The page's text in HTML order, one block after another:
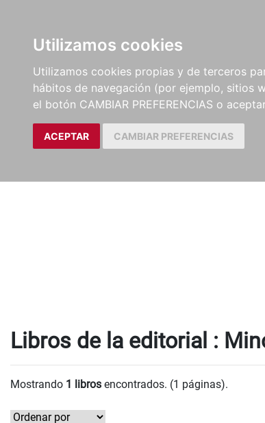
Utilizamos cookies
Utilizamos cookies propias y de terceros
hábitos de navegación (por ejemplo, sitios
el botón CAMBIAR PREFERENCIAS o
ACEPTAR CAMBIAR PREFERENCIAS
Libros de la editorial :
Mostrando 1 libros encontrados. (1 páginas).